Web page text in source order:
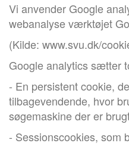
Vi anvender Google
webanalyse værktøjet
(Kilde: www.svu.dk/
Google analytics sætter
- En persistent cookie,
tilbagevendende, hvor
søgemaskine der er
- Sessionscookies, som